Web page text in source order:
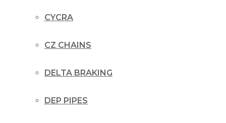
CYCRA
CZ CHAINS
DELTA BRAKING
DEP PIPES